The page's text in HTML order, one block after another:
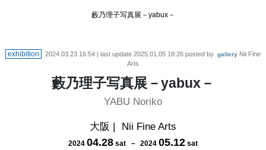
藪乃理子写真展－yabux－
exhibition 2024.03.23 16:54 | last update 2025.01.05 18:26 posted by gallery Nii Fine
Arts
藪乃理子写真展－yabux－
YABU Noriko
大阪 | Nii Fine Arts
2024 04.28 sat － 2024 05.12 sat